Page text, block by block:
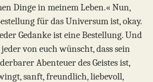
Dinge in meinem Leben.« Nun,
für das Universum ist, okay.
Gedanke ist eine Bestellung. Und
von euch wünscht, dass sein
Abenteuer des Geistes ist,
sanft, freundlich, liebevoll,